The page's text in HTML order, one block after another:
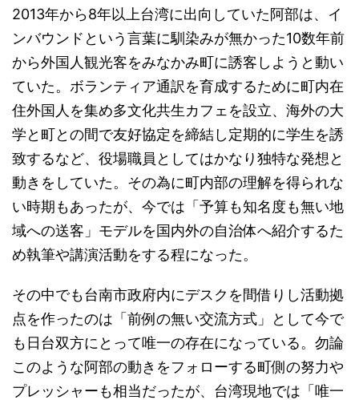
2013年から8年以上台湾に出向していた阿部は、イ
ンバウンドという言葉に馴染みが無かった10数年前
から外国人観光客をみなかみ町に誘客しようと動い
ていた。ボランティア通訳を育成するために町内在
住外国人を集め多文化共生カフェを設立、海外の大
学と町との間で友好協定を締結し定期的に学生を誘
致するなど、役場職員としてはかなり独特な発想と
動きをしていた。その為に町内部の理解を得られな
い時期もあったが、今では「予算も知名度も無い地
域への送客」モデルを国内外の自治体へ紹介するた
め執筆や講演活動をする程になった。
その中でも台南市政府内にデスクを間借りし活動拠
点を作ったのは「前例の無い交流方式」として今で
も日台双方にとって唯一の存在になっている。勿論
このような阿部の動きをフォローする町側の努力や
プレッシャーも相当だったが、台湾現地では「唯一